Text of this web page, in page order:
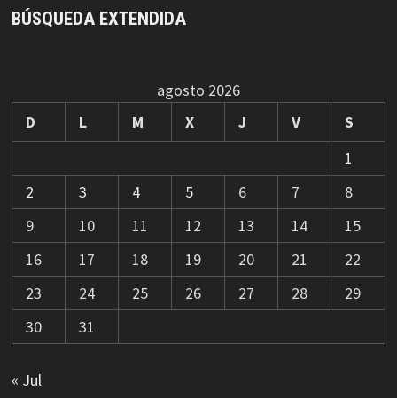
BÚSQUEDA EXTENDIDA
agosto 2026
D
L M X J V
S
1
2
3 4 5 6 7
8
9
10 11 12 13 14
15
16
17 18 19 20 21
22
23
24 25 26 27 28
29
30
31
« Jul